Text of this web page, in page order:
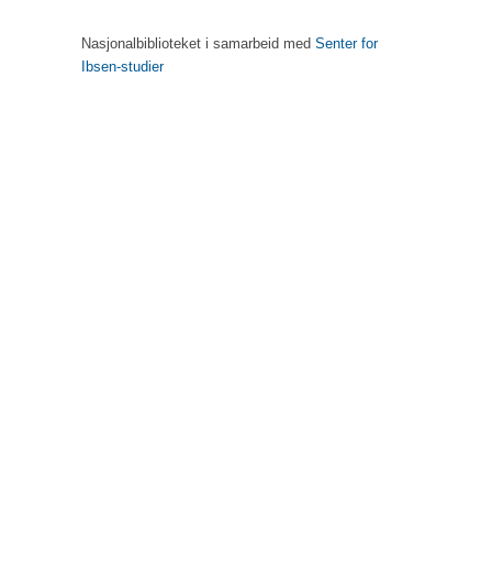
Nasjonalbiblioteket i samarbeid med Senter for
Ibsen-studier